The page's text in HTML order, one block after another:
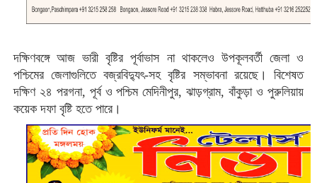
দক্ষিণবঙ্গে আজ ভারী বৃষ্টির পূর্বাভাস না থাকলেও উপকূলবর্তী জেলা ও
পশ্চিমের জেলাগুলিতে বজ্রবিদ্যুৎ-সহ বৃষ্টির সম্ভাবনা রয়েছে। বিশেষত
দক্ষিণ ২৪ পরগনা, পূর্ব ও পশ্চিম মেদিনীপুর, ঝাড়গ্রাম, বাঁকুড়া ও পুরুলিয়ায়
কয়েক দফা বৃষ্টি হতে পারে।